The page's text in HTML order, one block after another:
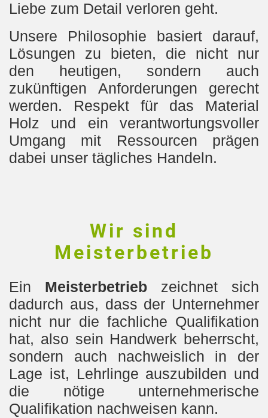
Liebe zum Detail verloren geht.
Unsere Philosophie basiert darauf,
Lösungen zu bieten, die nicht nur
den heutigen, sondern auch
zukünftigen Anforderungen gerecht
werden. Respekt für das Material
Holz und ein verantwortungsvoller
Umgang mit Ressourcen prägen
dabei unser tägliches Handeln.
Wir sind
Meisterbetrieb
Ein Meisterbetrieb zeichnet sich
dadurch aus, dass der Unternehmer
nicht nur die fachliche Qualifikation
hat, also sein Handwerk beherrscht,
sondern auch nachweislich in der
Lage ist, Lehrlinge auszubilden und
die nötige unternehmerische
Qualifikation nachweisen kann.